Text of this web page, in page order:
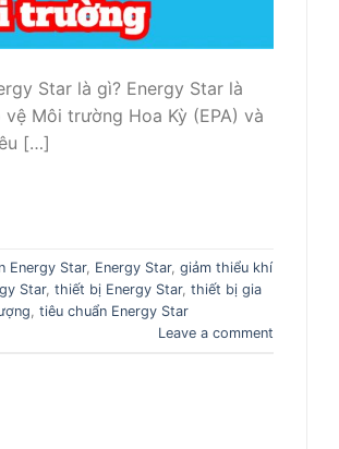
Star là gì? Energy Star là
Môi trường Hoa Kỳ (EPA) và
[…]
Energy Star, Energy Star, giảm thiểu khí
Star, thiết bị Energy Star, thiết bị gia
tiêu chuẩn Energy Star
Leave a comment